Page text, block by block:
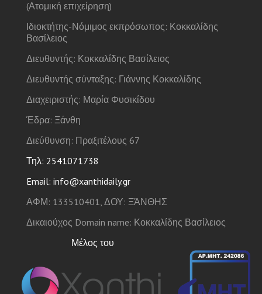
(Ατομική επιχείρηση)
Ιδιοκτήτης-Νόμιμος εκπρόσωπος: Κοκκαλίδης
Βασίλειος
Διευθυντής: Κοκκαλίδης Βασίλειος
Διευθυντής σύνταξης: Γιάννης Κοκκαλίδης
Διαχειριστής: Μαρία Φυσικίδου
Έδρα: Ξάνθη
Διεύθυνση: Πραξιτέλους 67
Τηλ: 2541071738
Email: info@xanthidaily.gr
ΑΦΜ: 133510401, ΔΟΥ: ΞΆΝΘΗΣ
Δικαιούχος Domain name: Κοκκαλίδης Βασίλειος
Μέλος του